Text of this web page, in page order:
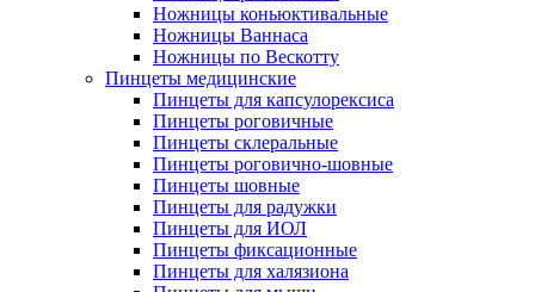
Ножницы коньюктивальные
Ножницы Ваннаса
Ножницы по Вескотту
Пинцеты медицинские
Пинцеты для капсулорексиса
Пинцеты роговичные
Пинцеты склеральные
Пинцеты роговично-шовные
Пинцеты шовные
Пинцеты для радужки
Пинцеты для ИОЛ
Пинцеты фиксационные
Пинцеты для халязиона